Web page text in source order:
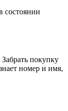
состоянии
покупку
номер и имя,